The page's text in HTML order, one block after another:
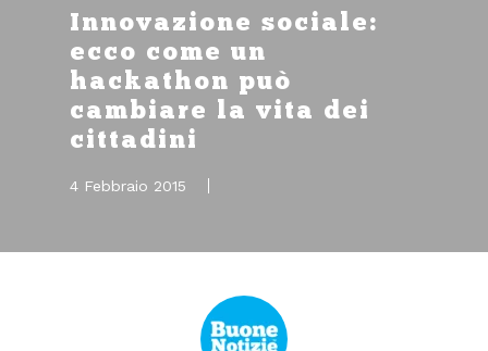
Innovazione sociale:
ecco come un
hackathon può
cambiare la vita dei
cittadini
4 Febbraio 2015